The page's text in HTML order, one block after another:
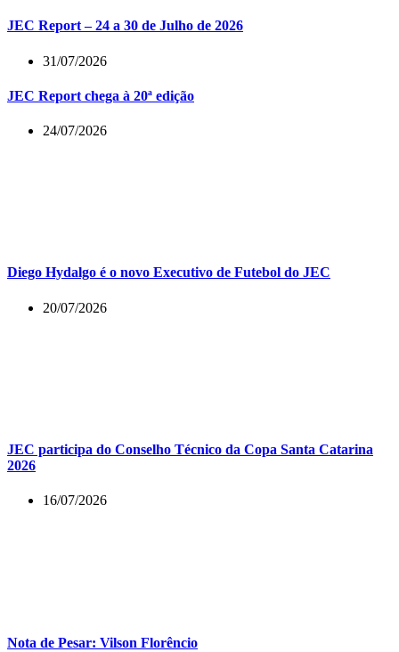
JEC Report – 24 a 30 de Julho de 2026
31/07/2026
JEC Report chega à 20ª edição
24/07/2026
Diego Hydalgo é o novo Executivo de Futebol do JEC
20/07/2026
JEC participa do Conselho Técnico da Copa Santa Catarina
2026
16/07/2026
Nota de Pesar: Vilson Florêncio